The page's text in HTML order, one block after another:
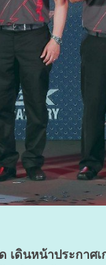
น้าประกาศเกม